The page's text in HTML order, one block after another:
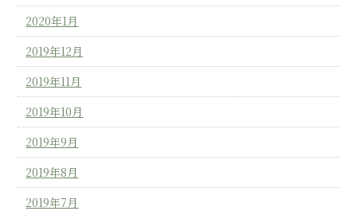
2020年1月
2019年12月
2019年11月
2019年10月
2019年9月
2019年8月
2019年7月